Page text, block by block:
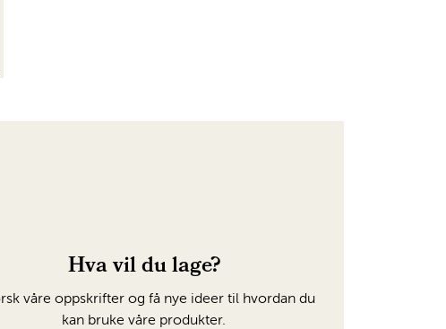
Hva vil du lage?
våre oppskrifter og få nye ideer til hvordan du
kan bruke våre produkter.